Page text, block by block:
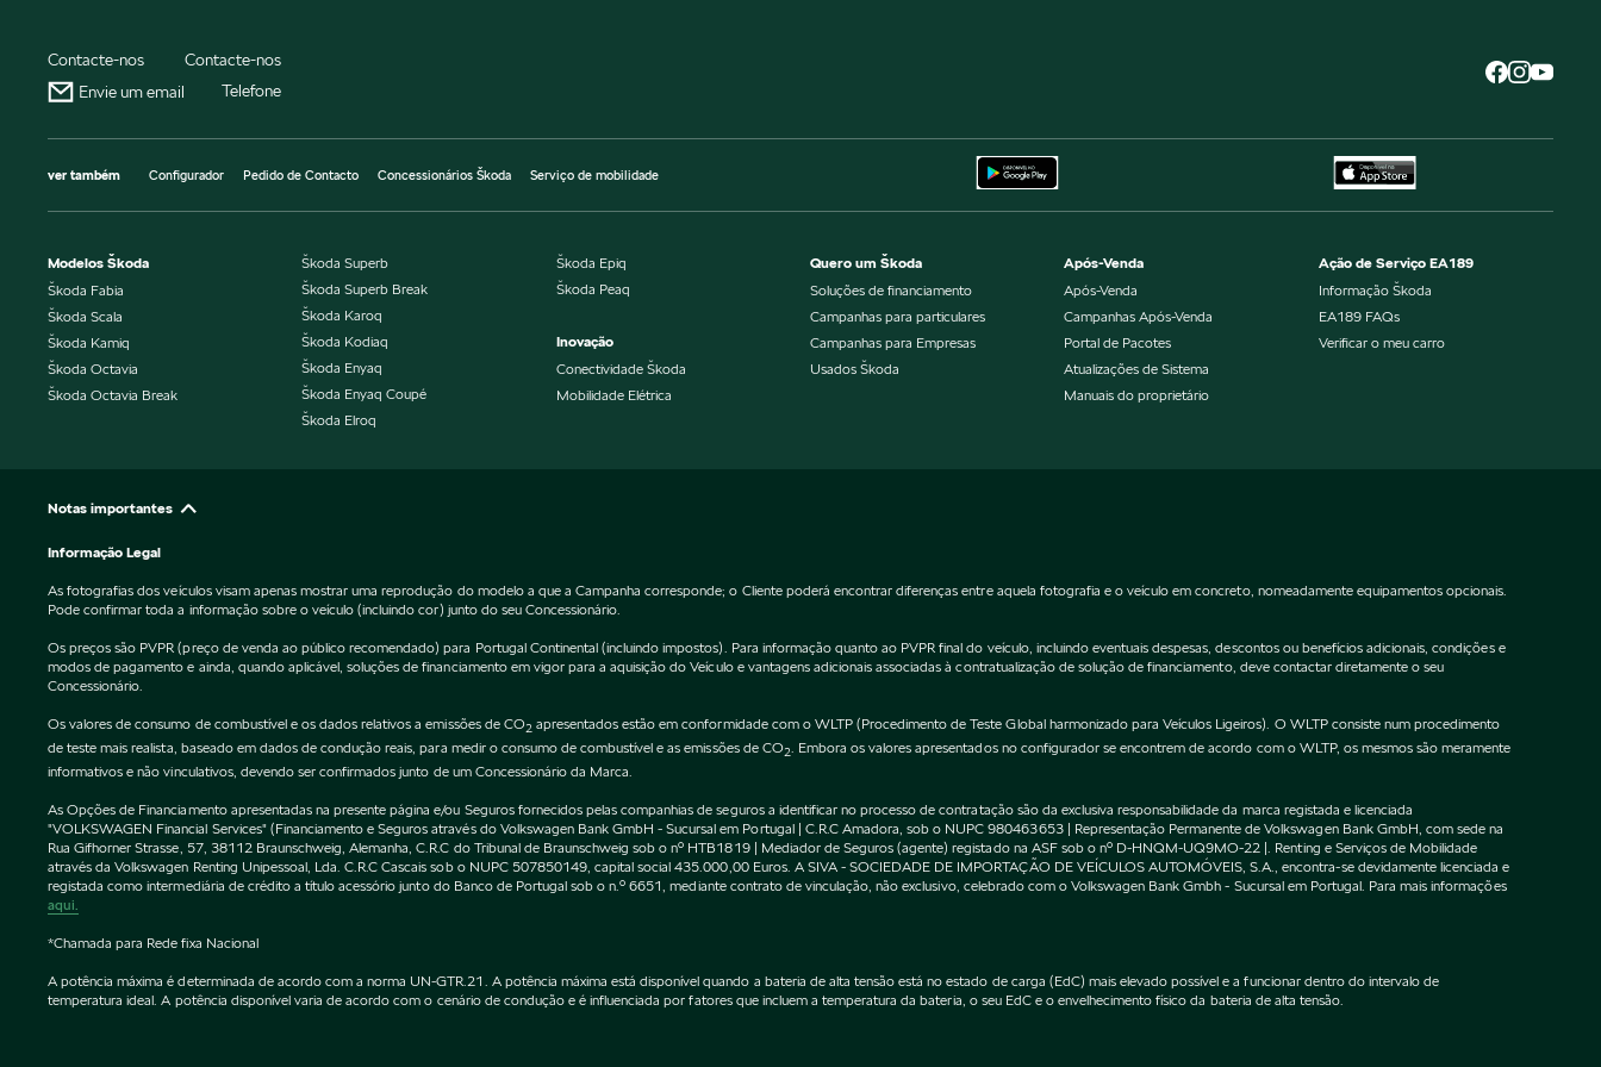
Contacte-nos
Envie um email
Contacte-nos
Telefone
ver também Configurador Pedido de Contacto Concessionários Škoda Serviço de mobilidade
Modelos Škoda
Škoda Fabia
Škoda Scala
Škoda Kamiq
Škoda Octavia
Škoda Octavia Break
Škoda Superb
Škoda Superb Break
Škoda Karoq
Škoda Kodiaq
Škoda Enyaq
Škoda Enyaq Coupé
Škoda Elroq
Škoda Epiq
Škoda Peaq
Inovação
Conectividade Škoda
Mobilidade Elétrica
Quero um Škoda
Soluções de financiamento
Campanhas para particulares
Campanhas para Empresas
Usados Škoda
Após-Venda
Após-Venda
Campanhas Após-Venda
Portal de Pacotes
Atualizações de Sistema
Manuais do proprietário
Ação de Serviço EA189
Informação Škoda
EA189 FAQs
Verificar o meu carro
Notas importantes
Informação Legal
As fotografias dos veículos visam apenas mostrar uma reprodução do modelo a que a Campanha corresponde; o Cliente poderá encontrar diferenças entre aquela fotografia e o veículo em concreto, nomeadamente equipamentos opcionais.
Pode confirmar toda a informação sobre o veículo (incluindo cor) junto do seu Concessionário.
Os preços são PVPR (preço de venda ao público recomendado) para Portugal Continental (incluindo impostos). Para informação quanto ao PVPR final do veículo, incluindo eventuais despesas, descontos ou benefícios adicionais, condições e
modos de pagamento e ainda, quando aplicável, soluções de financiamento em vigor para a aquisição do Veículo e vantagens adicionais associadas à contratualização de solução de financiamento, deve contactar diretamente o seu
Concessionário.
Os valores de consumo de combustível e os dados relativos a emissões de CO2 apresentados estão em conformidade com o WLTP (Procedimento de Teste Global harmonizado para Veículos Ligeiros). O WLTP consiste num procedimento
de teste mais realista, baseado em dados de condução reais, para medir o consumo de combustível e as emissões de CO2 . Embora os valores apresentados no configurador se encontrem de acordo com o WLTP, os mesmos são meramente
informativos e não vinculativos, devendo ser confirmados junto de um Concessionário da Marca.
As Opções de Financiamento apresentadas na presente página e/ou Seguros fornecidos pelas companhias de seguros a identificar no processo de contratação são da exclusiva responsabilidade da marca registada e licenciada
"VOLKSWAGEN Financial Services" (Financiamento e Seguros através do Volkswagen Bank GmbH - Sucursal em Portugal | C.R.C Amadora, sob o NUPC 980463653 | Representação Permanente de Volkswagen Bank GmbH, com sede na
Rua Gifhorner Strasse, 57, 38112 Braunschweig, Alemanha, C.R.C do Tribunal de Braunschweig sob o nº HTB1819 | Mediador de Seguros (agente) registado na ASF sob o nº D-HNQM-UQ9MO-22 |. Renting e Serviços de Mobilidade
através da Volkswagen Renting Unipessoal, Lda. C.R.C Cascais sob o NUPC 507850149, capital social 435.000,00 Euros. A SIVA - SOCIEDADE DE IMPORTAÇÃO DE VEÍCULOS AUTOMÓVEIS, S.A., encontra-se devidamente licenciada e
registada como intermediária de crédito a título acessório junto do Banco de Portugal sob o n.º 6651, mediante contrato de vinculação, não exclusivo, celebrado com o Volkswagen Bank Gmbh - Sucursal em Portugal. Para mais informações
aqui.
*Chamada para Rede fixa Nacional
A potência máxima é determinada de acordo com a norma UN-GTR.21. A potência máxima está disponível quando a bateria de alta tensão está no estado de carga (EdC) mais elevado possível e a funcionar dentro do intervalo de
temperatura ideal. A potência disponível varia de acordo com o cenário de condução e é influenciada por fatores que incluem a temperatura da bateria, o seu EdC e o envelhecimento físico da bateria de alta tensão.